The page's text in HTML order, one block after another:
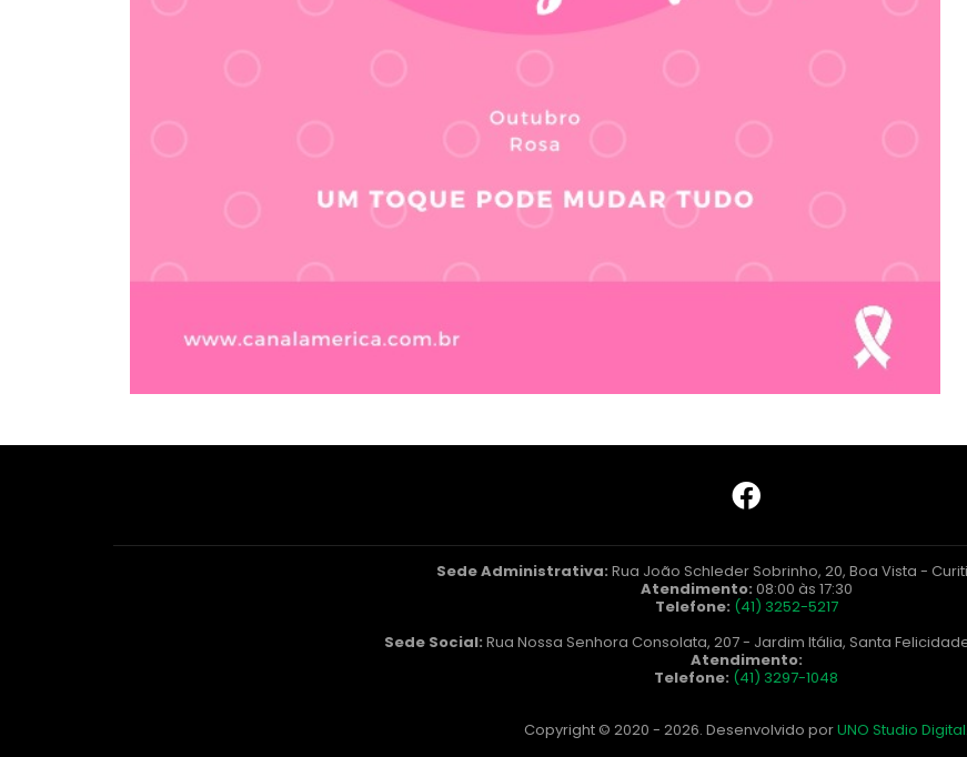
Sede Administrativa: Rua João Schleder Sobrinho, 20, Boa Vista -
Atendimento: 08:00 às 17:30
Telefone: (41) 3252-5217
Sede Social: Rua Nossa Senhora Consolata, 207 - Jardim Itália, Santa
Atendimento:
Telefone: (41) 3297-1048
Copyright © 2020 - 2026. Desenvolvido porUNO Studio Digital